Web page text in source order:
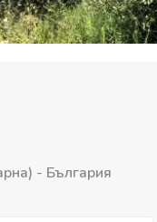
- България